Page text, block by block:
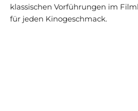
klassischen Vorführungen im
für jeden Kinogeschmack.